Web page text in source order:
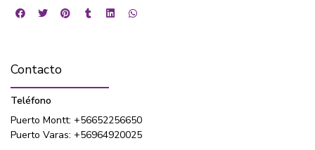
Contacto
Teléfono
Puerto Montt: +56652256650
Puerto Varas: +56964920025